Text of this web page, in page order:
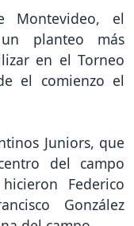
Montevideo, el
planteo más
en el Torneo
el comienzo el
Juniors, que
del campo
Federico
González